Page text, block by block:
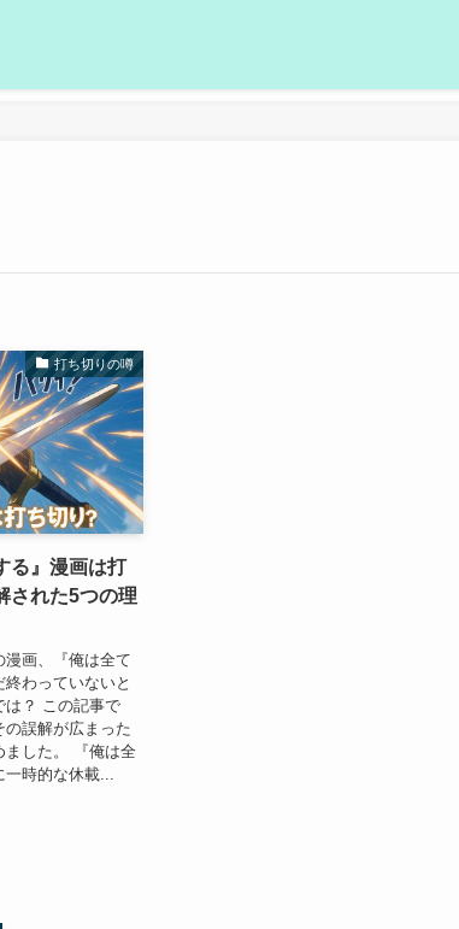
打ち切りの噂
る』漫画は打
された5つの理
画、『俺は全て
わっていないと
は？ この記事で
の誤解が広まった
ました。 『俺は全
時的な休載...